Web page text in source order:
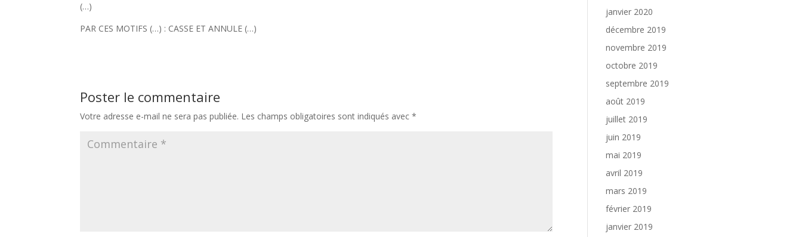
(…)
PAR CES MOTIFS (…) : CASSE ET ANNULE (…)
Poster le commentaire
Votre adresse e-mail ne sera pas publiée. Les champs obligatoires sont indiqués avec*
janvier 2020
décembre 2019
novembre 2019
octobre 2019
septembre 2019
août 2019
juillet 2019
juin 2019
mai 2019
avril 2019
mars 2019
février 2019
janvier 2019